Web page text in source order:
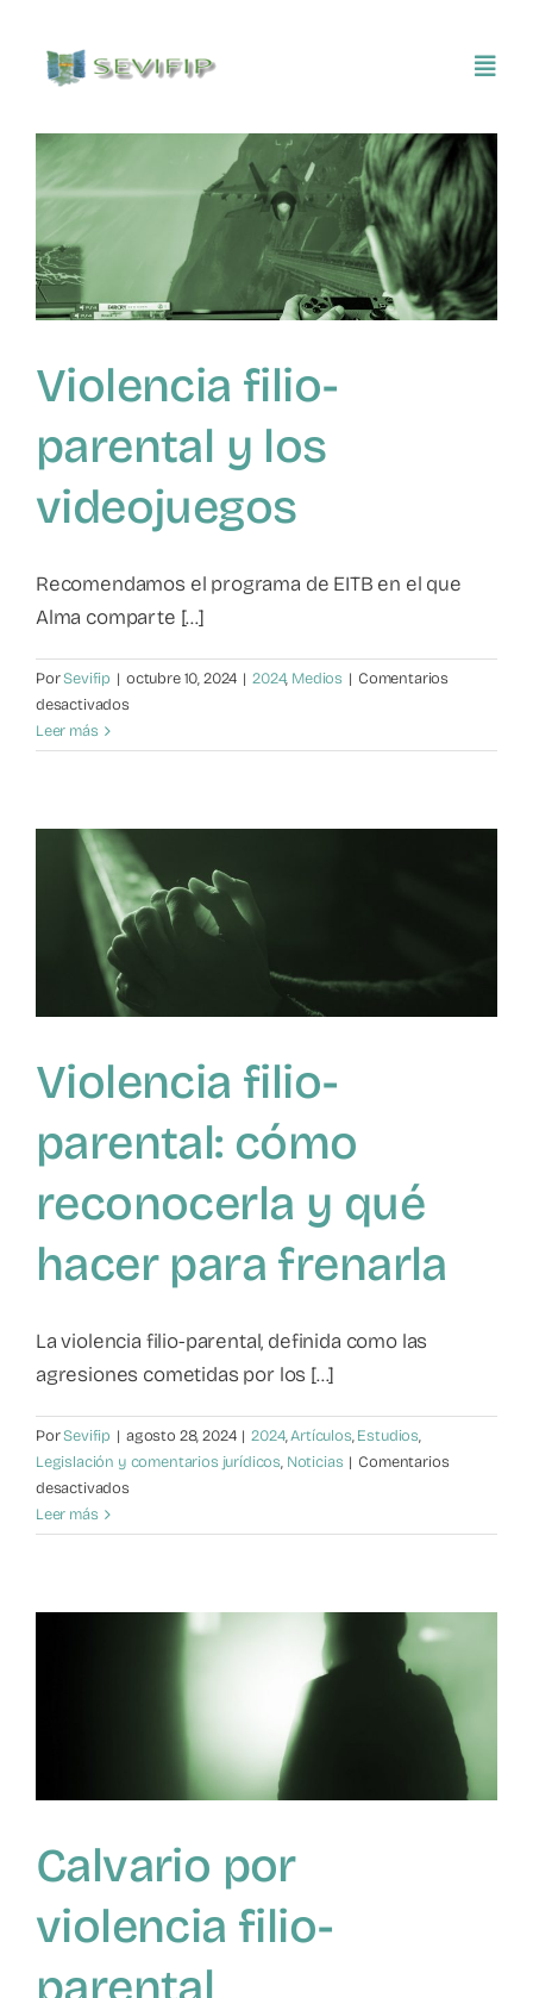
contenido
Conócenos
Asociarse
SEVIFIP CONECTA
Contacto
Violencia filio-
parental y los
videojuegos
Recomendamos el programa de EITB en el que
Alma comparte [...]
PorSevifip | octubre 10, 2024 | 2024, Medios | Comentarios
desactivadosen
filio-
los
videojuegos
Leer más
Violencia filio-
parental: cómo
reconocerla y qué
hacer para frenarla
La violencia filio-parental, definida como las
agresiones cometidas por los [...]
PorSevifip | agosto 28, 2024 | 2024,Artículos,Estudios,
Legislación y comentarios jurídicos, Noticias | Comentarios
desactivadosen
filio-
reconocerla
Leer más
Calvario por
violencia filio-